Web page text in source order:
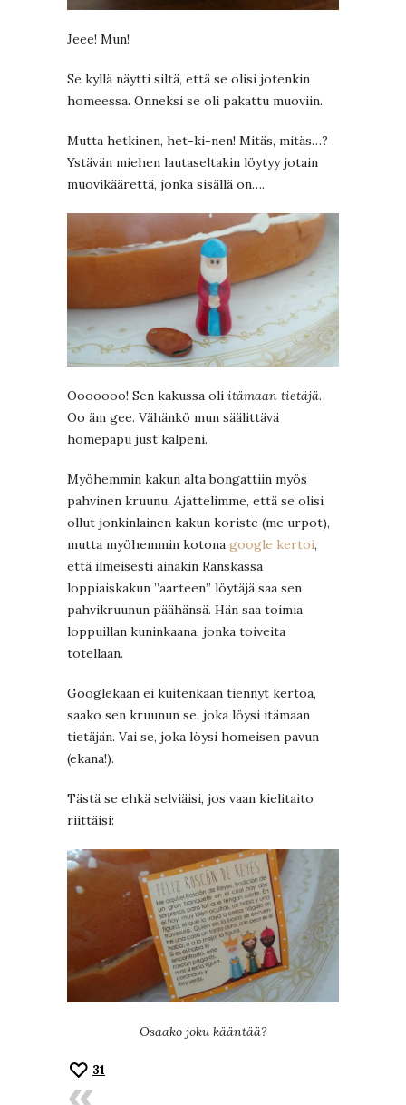
Jeee! Mun!
Se kyllä näytti siltä, että se olisi jotenkin
homeessa. Onneksi se oli pakattu muoviin.
Mutta hetkinen, het-ki-nen! Mitäs, mitäs…?
Ystävän miehen lautaseltakin löytyy jotain
muovikäärettä, jonka sisällä on….
Ooooooo! Sen kakussa oli itämaan tietäjä.
Oo äm gee. Vähänkö mun säälittävä
homepapu just kalpeni.
Myöhemmin kakun alta bongattiin myös
pahvinen kruunu. Ajattelimme, että se olisi
ollut jonkinlainen kakun koriste (me urpot),
mutta myöhemmin kotona google kertoi,
että ilmeisesti ainakin Ranskassa
loppiaiskakun ”aarteen” löytäjä saa sen
pahvikruunun päähänsä. Hän saa toimia
loppuillan kuninkaana, jonka toiveita
totellaan.
Googlekaan ei kuitenkaan tiennyt kertoa,
saako sen kruunun se, joka löysi itämaan
tietäjän. Vai se, joka löysi homeisen pavun
(ekana!).
Tästä se ehkä selviäisi, jos vaan kielitaito
riittäisi:
Osaako joku kääntää?
31